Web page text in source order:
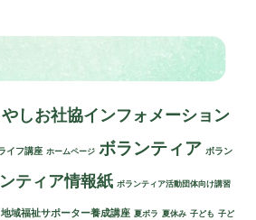
やしお社協インフォメーション
イフ講座 ホームページ ボランティア ボラン
ティア情報紙 ボランティア活動団体向け講習
地域福祉サポーター養成講座 夏ボラ 夏休み 子ども 子ど